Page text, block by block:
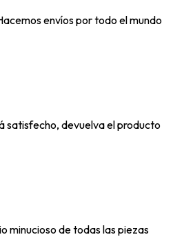
envíos por todo el mundo
satisfecho, devuelva el producto
minucioso de todas las piezas